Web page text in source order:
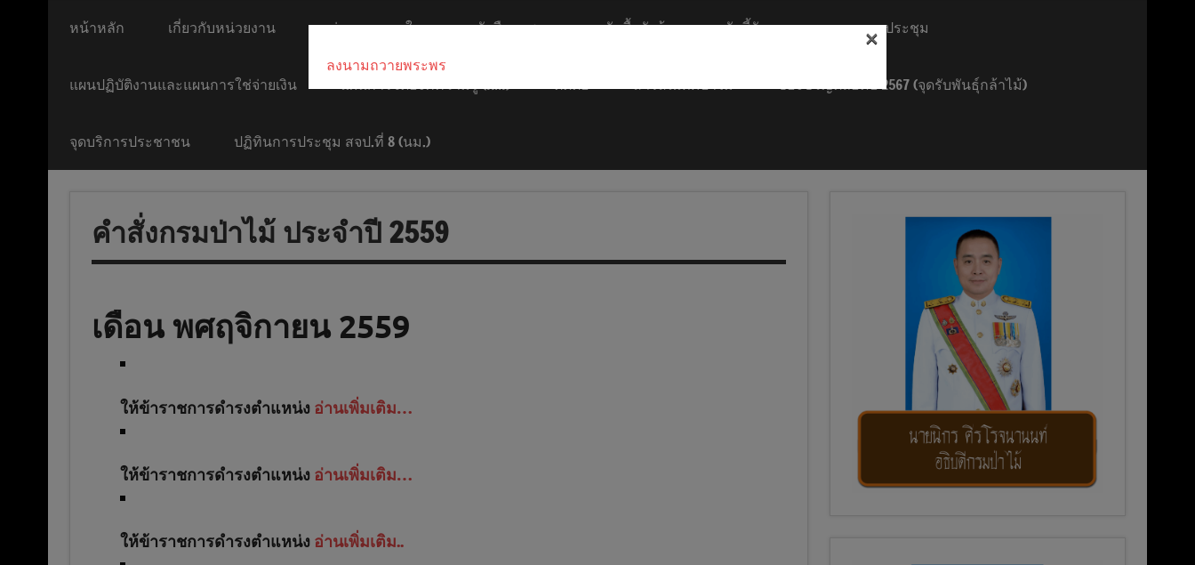
หน้าหลัก เกี่ยวกับหน่วยงาน หน่วยงานภายใน หนังสือราชการ จัดซื้อจัดจ้าง ตัวชี้วัด รายงานการประชุม
แผนปฏิบัติงานและแผนการใช่จ่ายเงิน แผนการจัดองค์ความรู้ (KM) ติดต่อ สารสนเทศป่าไม้ ของขวัญตลอดปี 2567 (จุดรับพันธุ์กล้าไม้)
จุดบริการประชาชน ปฏิทินการประชุม สจป.ที่ 8 (นม.)
คำสั่งกรมป่าไม้ ประจำปี 2559
เดือน พศฤจิกายน 2559
ให้ข้าราชการดำรงตำแหน่ง อ่านเพิ่มเติม…
ให้ข้าราชการดำรงตำแหน่ง อ่านเพิ่มเติม…
ให้ข้าราชการดำรงตำแหน่ง อ่านเพิ่มเติม..
ลงนามถวายพระพร
×